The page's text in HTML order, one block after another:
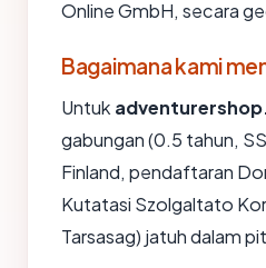
Online GmbH, secara
Bagaimana kami
Untuk
gabungan (0.5 tahun,
Finland, pendaftaran
Kutatasi Szolgaltato
Tarsasag) jatuh dalam